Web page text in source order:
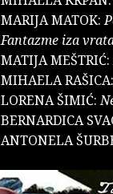
MARIJA MATOK:
Fantazme iza
MATIJA MEŠTRIĆ:
MIHAELA RAŠICA:
LORENA ŠIMIĆ:
BERNARDICA
ANTONELA